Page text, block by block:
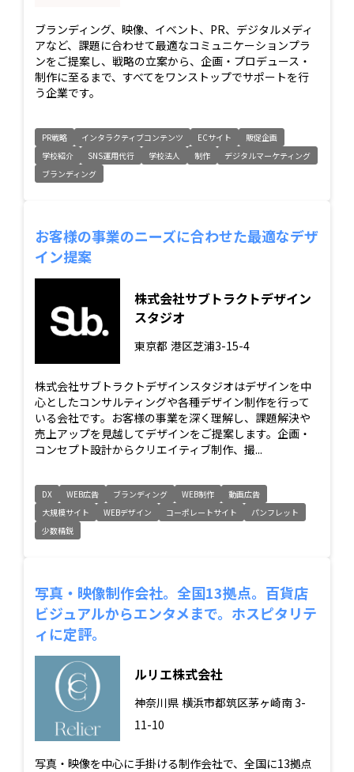
ブランディング、映像、イベント、PR、デジタルメディ
アなど、課題に合わせて最適なコミュニケーションプラ
ンをご提案し、戦略の立案から、企画・プロデュース・
制作に至るまで、すべてをワンストップでサポートを行
う企業です。
PR戦略 インタラクティブコンテンツ ECサイト
販促企画
学校紹介
SNS運用代行 学校法人 制作
デジタルマーケティング
ブランディング
お客様の事業のニーズに合わせた最適なデザ
イン提案
株式会社サブトラクトデザイン
スタジオ
東京都 港区芝浦3-15-4
株式会社サブトラクトデザインスタジオはデザインを中
心としたコンサルティングや各種デザイン制作を行って
いる会社です。お客様の事業を深く理解し、課題解決や
売上アップを見越してデザインをご提案します。企画・
コンセプト設計からクリエイティブ制作、撮...
DX WEB広告 ブランディング WEB制作
動画広告
大規模サイト
WEBデザイン コーポレートサイト
パンフレット
少数精鋭
写真・映像制作会社。全国13拠点。百貨店
ビジュアルからエンタメまで。ホスピタリテ
ィに定評。
ルリエ株式会社
神奈川県 横浜市都筑区茅ヶ崎南 3-
11-10
写真・映像を中心に手掛ける制作会社で、全国に13拠点